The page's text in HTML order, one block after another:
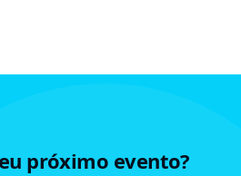
próximo evento?